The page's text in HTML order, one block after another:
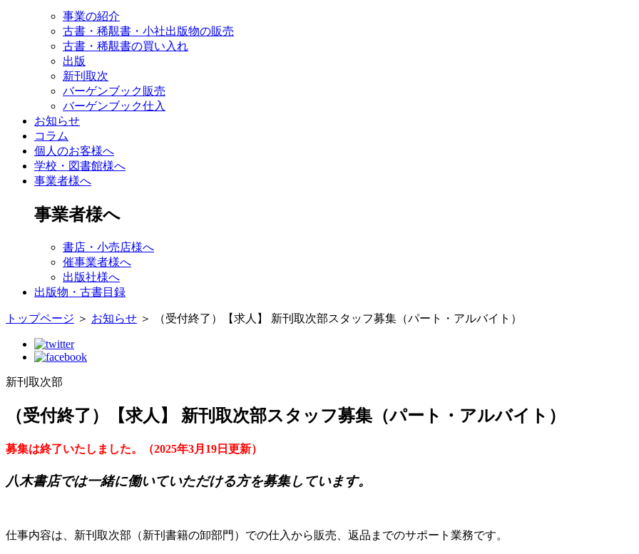
事業の紹介
古書・稀覯書・小社出版物の販売
古書・稀覯書の買い入れ
出版
新刊取次
バーゲンブック販売
バーゲンブック仕入
お知らせ
コラム
個人のお客様へ
学校・図書館様へ
事業者様へ
事業者様へ
書店・小売店様へ
催事業者様へ
出版社様へ
出版物・古書目録
トップページ ＞ お知らせ ＞ （受付終了）【求人】 新刊取次部スタッフ募集（パート・アルバイト）
新刊取次部
（受付終了）【求人】 新刊取次部スタッフ募集（パート・アルバイト）
募集は終了いたしました。（2025年3月19日更新）
八木書店では一緒に働いていただける方を募集しています。
仕事内容は、新刊取次部（新刊書籍の卸部門）での仕入から販売、返品までのサポート業務です。